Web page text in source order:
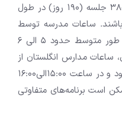
در انگلستان، مدارس باید حداقل 380 جلسه (190 روز) در طول
ساعات مدرسه توسط
هر مدرسه تعیین می شود اما به طور متوسط حدود 5 الی 6
مدارس انگلستان از
ساعت 8:00 الی 9:00 شروع می شود و در ساعت 15:00الی16:00
است برنامه‌های متفاوتی